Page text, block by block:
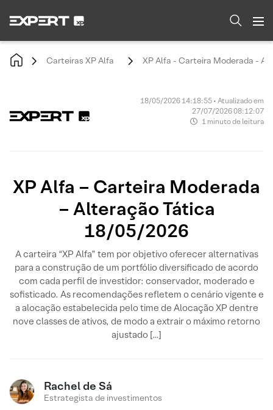
Carteiras XP Alfa XP Alfa - Carteira Moderada -
18/05/2026 14:18:55 • Atualizado em
27/07/2026 08:12:07
1 minuto de leitura
XP Alfa – Carteira Moderada
– Alteração Tática
18/05/2026
A carteira “XP Alfa” tem por objetivo oferecer alternativas
para a construção de um portfólio diversificado de acordo
com cada perfil de investidor: conservador, moderado e
sofisticado. As recomendações refletem o cenário vigente e
a alocação estabelecida pelo time de Alocação XP dentre
nove classes de ativos, de modo a extrair o máximo retorno
ajustado […]
Rachel de Sá
Estrategista de investimentos